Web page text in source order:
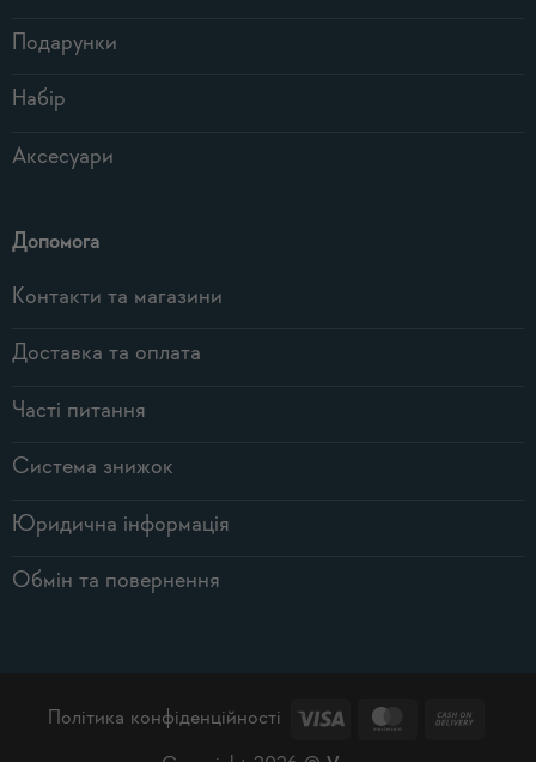
Подарунки
Набір
Аксесуари
Допомога
Контакти та магазини
Доставка та оплата
Часті питання
Система знижок
Юридична інформація
Обмін та повернення
Політика конфіденційності Visa MasterCard